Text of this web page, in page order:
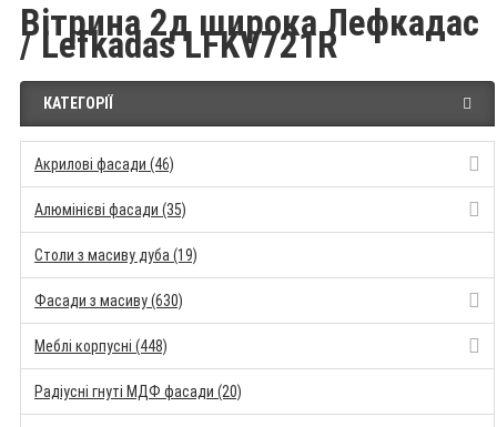
Вітрина 2д широка Лефкадас
/ Lefkadas LFKV721R
КАТЕГОРІЇ
Акрилові фасади (46)
Алюмінієві фасади (35)
Столи з масиву дуба (19)
Фасади з масиву (630)
Меблі корпусні (448)
Радіусні гнуті МДФ фасади (20)